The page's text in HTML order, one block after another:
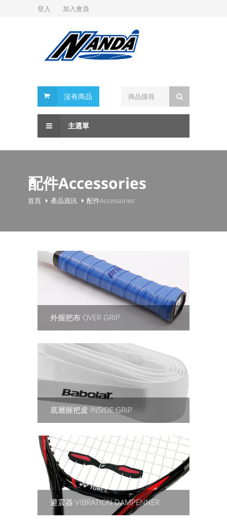
登入 加入會員
沒有商品
主選單
配件Accessories
首頁 產品資訊 配件Accessories
外握把布 OVER GRIP
底層握把皮 INSIDE GRIP
避震器 VIBRATION DAMPENNER